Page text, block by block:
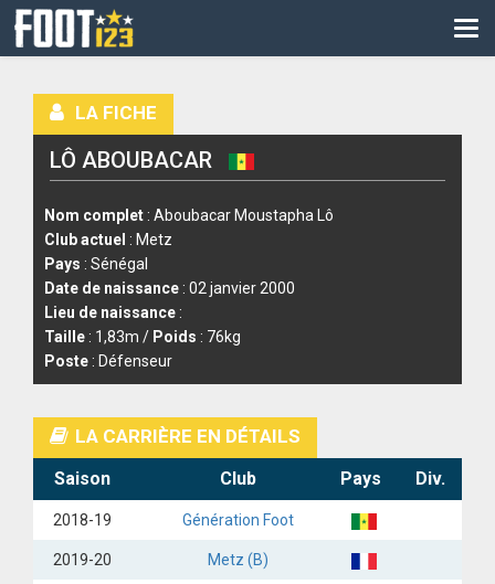
CM
LIGUE DES CHAMPIONS
PALMARÈS
LES DIRECTS
LIGUE 2
COUPE DE FRANCE
COUPE DE LA LIGUE
LA FICHE
LÔ ABOUBACAR
Nom complet : Aboubacar Moustapha Lô
Club actuel : Metz
Pays : Sénégal
Date de naissance : 02 janvier 2000
Lieu de naissance :
Taille : 1,83m / Poids : 76kg
Poste : Défenseur
LA CARRIÈRE EN DÉTAILS
Saison Club Pays Div.
2018-19 Génération Foot
2019-20 Metz (B)